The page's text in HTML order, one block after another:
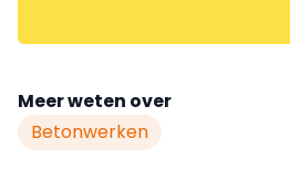
Meer weten over
Betonwerken